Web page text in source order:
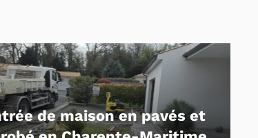
Aménagement d’une